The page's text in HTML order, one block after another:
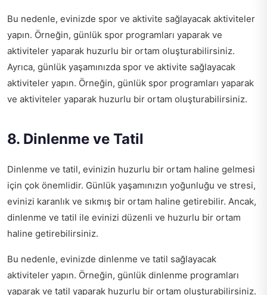
Bu nedenle, evinizde spor ve aktivite sağlayacak aktiviteler
yapın. Örneğin, günlük spor programları yaparak ve
aktiviteler yaparak huzurlu bir ortam oluşturabilirsiniz.
Ayrıca, günlük yaşamınızda spor ve aktivite sağlayacak
aktiviteler yapın. Örneğin, günlük spor programları yaparak
ve aktiviteler yaparak huzurlu bir ortam oluşturabilirsiniz.
8. Dinlenme ve Tatil
Dinlenme ve tatil, evinizin huzurlu bir ortam haline gelmesi
için çok önemlidir. Günlük yaşamınızın yoğunluğu ve stresi,
evinizi karanlık ve sıkmış bir ortam haline getirebilir. Ancak,
dinlenme ve tatil ile evinizi düzenli ve huzurlu bir ortam
haline getirebilirsiniz.
Bu nedenle, evinizde dinlenme ve tatil sağlayacak
aktiviteler yapın. Örneğin, günlük dinlenme programları
yaparak ve tatil yaparak huzurlu bir ortam oluşturabilirsiniz.